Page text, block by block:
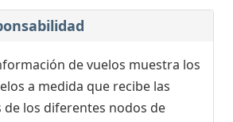
de vuelos muestra los
a medida que recibe las
de los diferentes nodos de